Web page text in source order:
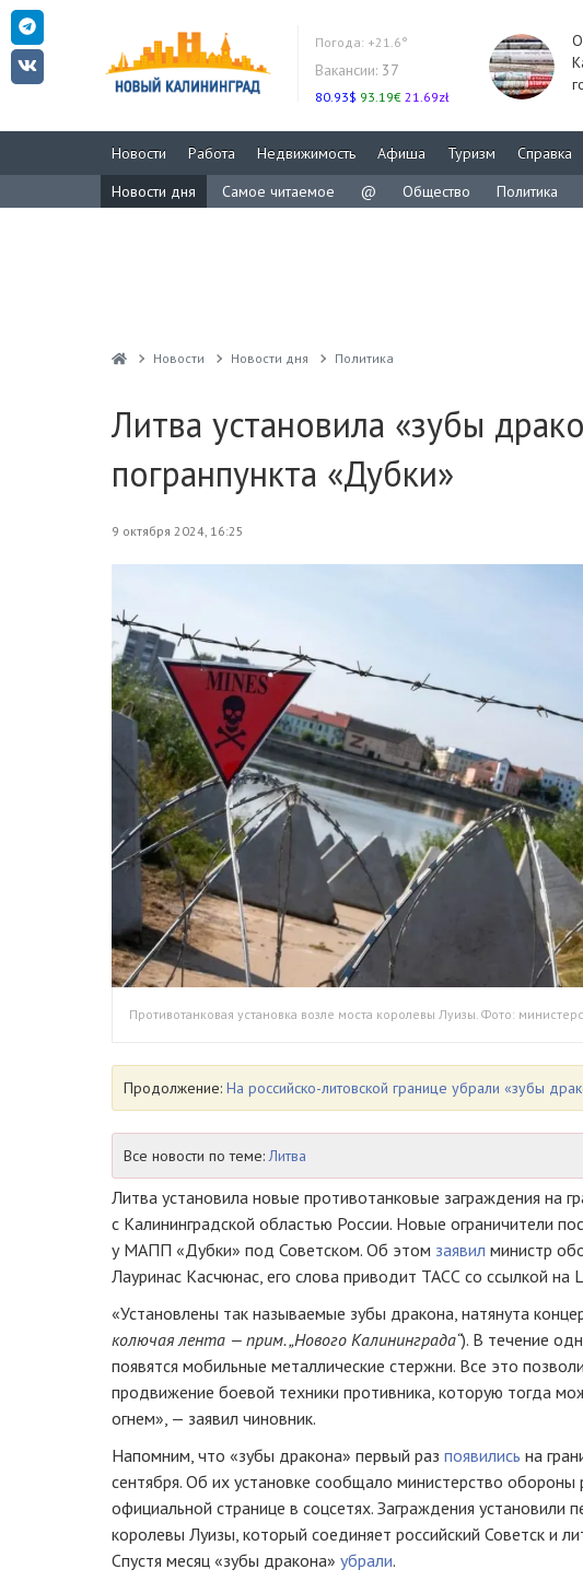
Погода: +21.6°
Вакансии: 37
80.93$ 93.19€ 21.69zł
О
Новости Работа Недвижимость Афиша Туризм Справка
Новости дня
Самое читаемое @ Общество Политика
Новости Новости дня Политика
Литва установила «зубы
погранпункта «Дубки»
9 октября 2024, 16:25
Противотанковая установка возле моста королевы Луизы. Фото:
Продолжение: На российско-литовской границе убрали «зубы
Все новости по теме:Литва
Литва установила новые противотанковые заграждения на
с Калининградской областью России. Новые ограничители
у МАПП «Дубки» под Советском. Об этом заявил министр
Лауринас Касчюнас, его слова приводит ТАСС со ссылкой на
«Установлены так называемые зубы дракона, натянута
колючая лента — прим. „Нового Калининграда“). В течение
появятся мобильные металлические стержни. Все это
продвижение боевой техники противника, которую тогда
огнем», — заявил чиновник.
Напомним, что «зубы дракона» первый раз появились на
сентября. Об их установке сообщало министерство обороны
официальной странице в соцсетях. Заграждения установили
королевы Луизы, который соединяет российский Советск и
Спустя месяц «зубы дракона» убрали.